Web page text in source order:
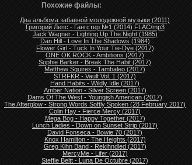
Похожие файлы:
Два альбома забавной молодежной музыки (2011)
Григорий Лепс - Гангстер №1 (2014) FLAC/mp3
Jack Wagner - Lighting Up The Night (1985)
Dan Hill - Love In The Shadows (1984)
Flower Girl - Tuck In Your Tie-Dye (2017)
ONE OK ROCK - Ambitions (2017)
Sophie Barker - Break The Habit (2017)
Matthew Squires - Tambaleo (2017)
STRFKR - Vault Vol. 1 (2017)
Hand Habits - Wildly Idle (2017)
Amber Nation - Silver Screen (2017)
Dams Of The West - Youngish American (2017)
The Afterglow - Strong Words Softly Spoken (28 February 2017)
Colin Hay - Fierce Mercy (2017)
Mega Bog - Happy Together (2017)
Lunch Ladies - Down on Sunset Strip (2017)
David Fonseca - Bowie 70 (2017)
Knox Hamilton - The Heights (2017)
Greg Kihn Band - Rekihndled (2017)
MercyMe - Lifer (2017)
Steffie Beltt - Luna De Octubre (2017)